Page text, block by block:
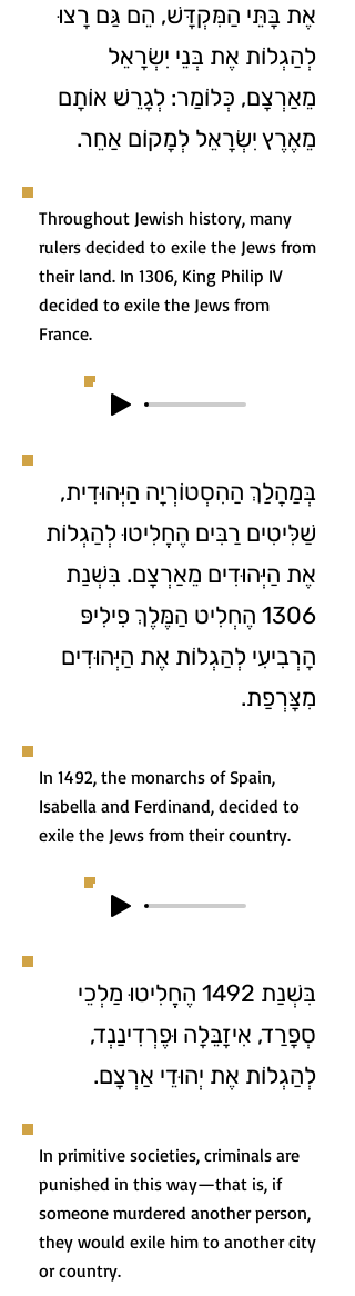
אֶת בָּתֵּי הַמִּקְדָּשׁ, הֵם גַּם רָצוּ
לְהַגְלוֹת אֶת בְּנֵי יִשְׂרָאֵל
מֵאַרְצָם, כְּלוֹמַר: לְגָרֵשׁ אוֹתָם
מֵאֶרֶץ יִשְׂרָאֵל לְמָקוֹם אַחֵר.
Throughout Jewish history, many
rulers decided to exile the Jews from
their land. In 1306, King Philip IV
decided to exile the Jews from
France.
בְּמַהֲלַךְ הַהִסְטוֹרְיָה הַיְּהוּדִית,
שַׁלִּיטִים רַבִּים הֶחֱלִיטוּ לְהַגְלוֹת
אֶת הַיְּהוּדִים מֵאַרְצָם. בִּשְׁנַת
1306 הֶחְלִיט הַמֶּלֶךְ פִילִיפּ
הָרְבִיעִי לְהַגְלוֹת אֶת הַיְּהוּדִים
מִצָּרְפַת.
In 1492, the monarchs of Spain,
Isabella and Ferdinand, decided to
exile the Jews from their country.
בִּשְׁנַת 1492 הֶחֱלִיטוּ מַלְכֵי
סְפָרַד, אִיזָבֵּלָה וּפֶרְדִינַנְד,
לְהַגְלוֹת אֶת יְהוּדֵי אַרְצָם.
In primitive societies, criminals are
punished in this way—that is, if
someone murdered another person,
they would exile him to another city
or country.